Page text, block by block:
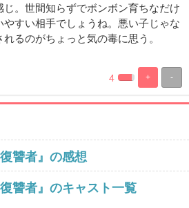
。世間知らずでボンボン育ちなだけ
すい相手でしょうね。悪い子じゃな
るのがちょっと気の毒に思う。
-
+
%
Complete
100%
Complete
4
讐者』の感想
讐者』のキャスト一覧